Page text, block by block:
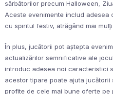
sărbătorilor precum Halloween,
Aceste evenimente includ adesea
cu spiritul festiv, atrăgând mai
În plus, jucătorii pot aștepta
actualizărilor semnificative ale
introduc adesea noi caracteristici
acestor tipare poate ajuta
profite de cele mai bune oferte pe